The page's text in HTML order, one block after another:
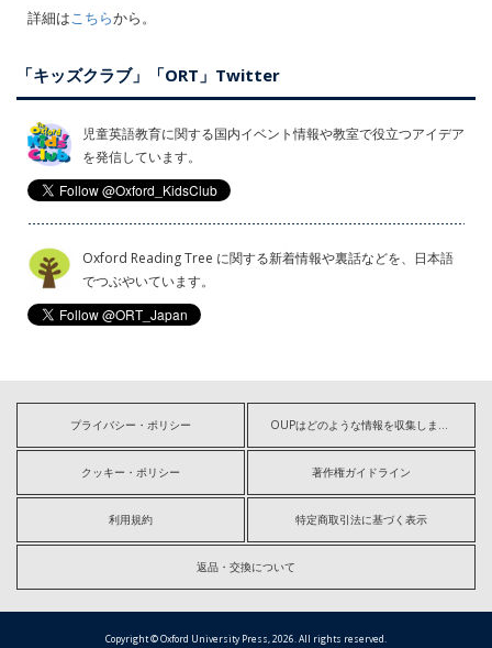
詳細はこちらから。
「キッズクラブ」「ORT」Twitter
児童英語教育に関する国内イベント情報や教室で役立つアイデア
を発信しています。
Oxford Reading Tree に関する新着情報や裏話などを、日本語
でつぶやいています。
プライバシー・ポリシー OUPはどのような情報を収集しますか?
クッキー・ポリシー 著作権ガイドライン
利用規約 特定商取引法に基づく表示
返品・交換について
Copyright © Oxford University Press, 2026. All rights reserved.